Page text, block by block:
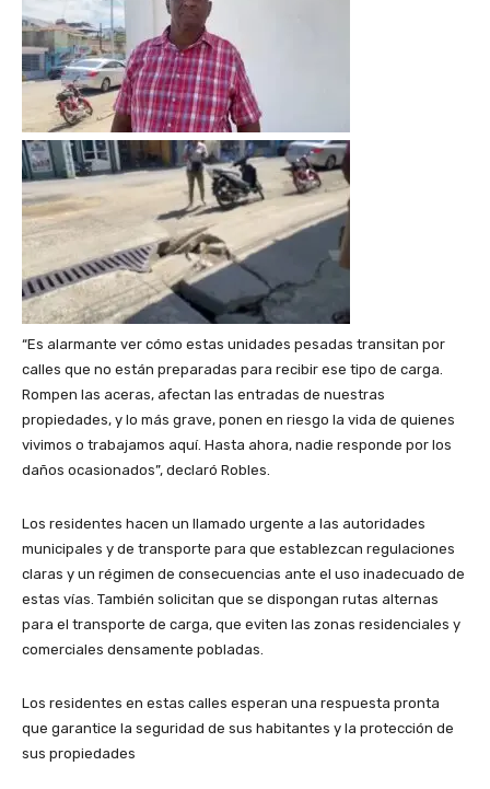
“Es alarmante ver cómo estas unidades pesadas transitan por
calles que no están preparadas para recibir ese tipo de carga.
Rompen las aceras, afectan las entradas de nuestras
propiedades, y lo más grave, ponen en riesgo la vida de quienes
vivimos o trabajamos aquí. Hasta ahora, nadie responde por los
daños ocasionados”, declaró Robles.
Los residentes hacen un llamado urgente a las autoridades
municipales y de transporte para que establezcan regulaciones
claras y un régimen de consecuencias ante el uso inadecuado de
estas vías. También solicitan que se dispongan rutas alternas
para el transporte de carga, que eviten las zonas residenciales y
comerciales densamente pobladas.
Los residentes en estas calles esperan una respuesta pronta
que garantice la seguridad de sus habitantes y la protección de
sus propiedades